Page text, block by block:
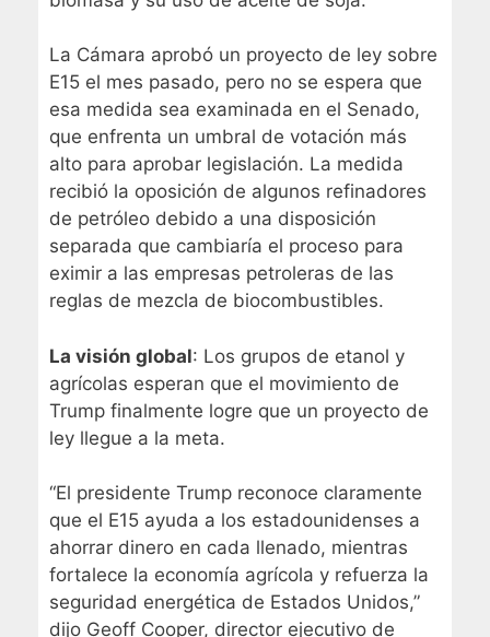
La Cámara aprobó un proyecto de ley sobre
E15 el mes pasado, pero no se espera que
esa medida sea examinada en el Senado,
que enfrenta un umbral de votación más
alto para aprobar legislación. La medida
recibió la oposición de algunos refinadores
de petróleo debido a una disposición
separada que cambiaría el proceso para
eximir a las empresas petroleras de las
reglas de mezcla de biocombustibles.
La visión global: Los grupos de etanol y
agrícolas esperan que el movimiento de
Trump finalmente logre que un proyecto de
ley llegue a la meta.
“El presidente Trump reconoce claramente
que el E15 ayuda a los estadounidenses a
ahorrar dinero en cada llenado, mientras
fortalece la economía agrícola y refuerza la
seguridad energética de Estados Unidos,”
dijo Geoff Cooper, director ejecutivo de